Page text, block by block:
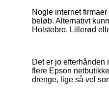
Nogle internet
beløb. Alternativt
Holstebro, Lillerød
Det er jo efterhånden
flere Epson
drenge, lige så vel